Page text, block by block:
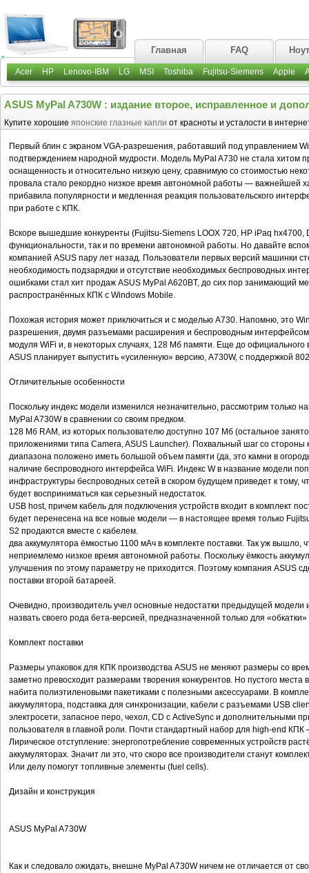
Главная FAQ
Acer HP Lenovo-IBM LG MSI Toshiba Fujitsu-Siemens Apple
ASUS MyPal A730W : издание второе, исправленное и
Купите хорошие японские глазные капли от красноты и усталости в
Первый блин с экраном VGA-разрешения, работавший под управлением
подтверждением народной мудрости. Модель MyPal A730 не стала хитом
оснащенность и относительно низкую цену, сравнимую со стоимостью
провала стало рекордно низкое время автономной работы — важнейшей
прибавила популярности и медленная реакция пользовательского
при работе с КПК.
Вскоре вышедшие конкуренты (Fujitsu-Siemens LOOX 720, HP iPaq hx4700,
функциональности, так и по времени автономной работы. Но давайте
компанией ASUS пару лет назад. Пользователи первых версий машинки
необходимость подзарядки и отсутствие необходимых беспроводных
ошибками стал хит продаж ASUS MyPal A620BT, до сих пор занимающий
распространённых КПК с Windows Mobile.
Похожая история может приключиться и с моделью A730. Напомню, это
разрешения, двумя разъемами расширения и беспроводным
модуля WiFi и, в некоторых случаях, 128 Мб памяти. Еще до официального
ASUS планирует выпустить «усиленную» версию, A730W, с поддержкой
Отличительные особенности
Поскольку индекс модели изменился незначительно, рассмотрим только
MyPal A730W в сравнении со своим предком.
128 Мб RAM, из которых пользователю доступно 107 Мб (остальное
приложениями типа Camera, ASUS Launcher). Похвальный шаг со
диапазона положено иметь большой объем памяти (да, это камни в
наличие беспроводного интерфейса WiFi. Индекс W в название модели
инфраструктуры беспроводных сетей в скором будущем приведет к тому,
будет восприниматься как серьезный недостаток.
USB host, причем кабель для подключения устройств входит в комплект
будет перенесена на все новые модели — в настоящее время только
S2 продаются вместе с кабелем.
два аккумулятора ёмкостью 1100 мАч в комплекте поставки. Так уж
неприемлемо низкое время автономной работы. Поскольку ёмкость
улучшения по этому параметру не приходится. Поэтому компания ASUS
поставки второй батареей.
Очевидно, производитель учел основные недостатки предыдущей модели
назвать своего рода бета-версией, предназначенной только для
Комплект поставки
Размеры упаковок для КПК производства ASUS не меняют размеры со
заметно превосходит размерами творения конкурентов. Но пустого места
набита полиэтиленовыми пакетиками с полезными аксессуарами. В
аккумулятора, подставка для синхронизации, кабели с разъемами USB
электросети, запасное перо, чехол, CD с ActiveSynс и дополнительными
пользователя в главной роли. Почти стандартный набор для high-end
Лирическое отступление: энергопотребление современных устройств
аккумуляторах. Значит ли это, что скоро все производители станут
Или делу помогут топливные элементы (fuel cells).
Дизайн и конструкция
ASUS MyPal A730W
Как и следовало ожидать, внешне MyPal A730W ничем не отличается от